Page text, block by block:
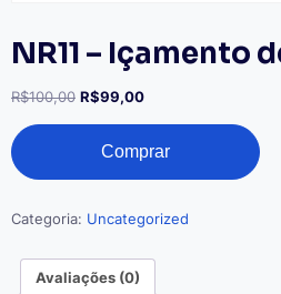
NR11 – Içamento
R$100,00 O
era:
R$100,00.
R$99,00O
é:
R$99,00.
NR11
-
Içamento
Carga
Comprar
Categoria: Uncategorized
Avaliações (0)